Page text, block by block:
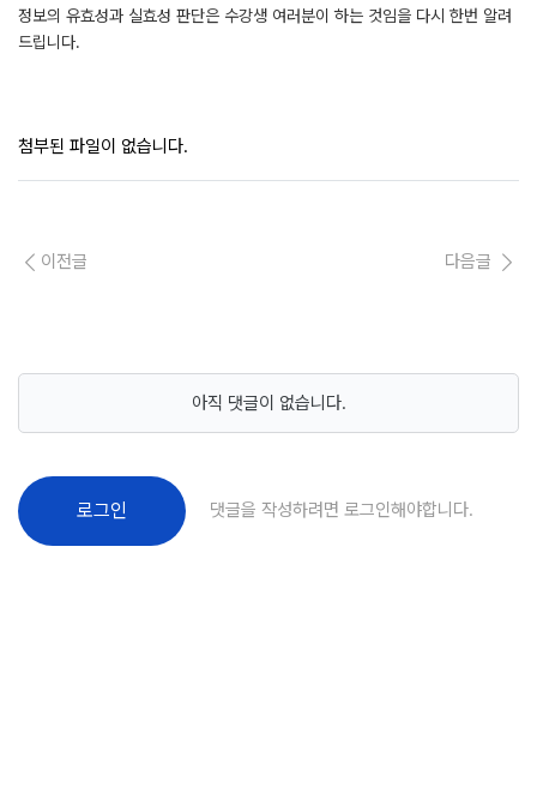
정보의 유효성과 실효성 판단은 수강생 여러분이 하는 것임을 다시 한번 알려
드립니다.
첨부된 파일이 없습니다.
이전글 다음글
아직 댓글이 없습니다.
로그인 댓글을 작성하려면 로그인해야합니다.